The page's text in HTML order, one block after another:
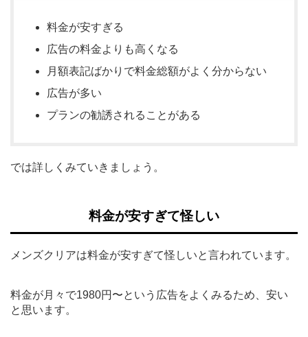
料金が安すぎる
広告の料金よりも高くなる
月額表記ばかりで料金総額がよく分からない
広告が多い
プランの勧誘されることがある
では詳しくみていきましょう。
料金が安すぎて怪しい
メンズクリアは料金が安すぎて怪しいと言われています。
料金が月々で1980円〜という広告をよくみるため、安い
と思います。